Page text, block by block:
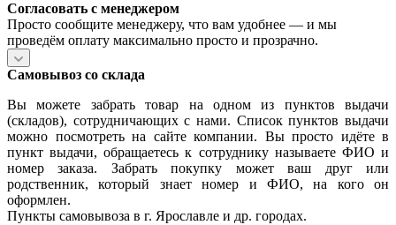
Согласовать с менеджером
Просто сообщите менеджеру, что вам удобнее — и мы
проведём оплату максимально просто и прозрачно.
Самовывоз со склада
Вы можете забрать товар на одном из пунктов выдачи
(складов), сотрудничающих с нами. Список пунктов выдачи
можно посмотреть на сайте компании. Вы просто идёте в
пункт выдачи, обращаетесь к сотруднику называете ФИО и
номер заказа. Забрать покупку может ваш друг или
родственник, который знает номер и ФИО, на кого он
оформлен.
Пункты самовывоза в г. Ярославле и др. городах.